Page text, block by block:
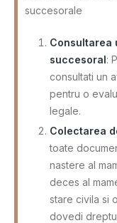
succesorale
Consultarea
succesoral:
consultati un
pentru o
legale.
Colectarea
toate
nastere al
deces al
stare civila si
dovedi